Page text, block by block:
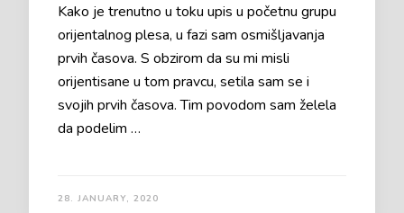
Kako je trenutno u toku upis u početnu grupu
orijentalnog plesa, u fazi sam osmišljavanja
prvih časova. S obzirom da su mi misli
orijentisane u tom pravcu, setila sam se i
svojih prvih časova. Tim povodom sam želela
da podelim …
28. JANUARY, 2020